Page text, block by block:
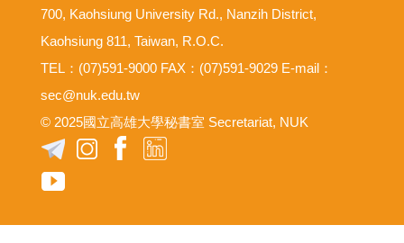
700, Kaohsiung University Rd., Nanzih District,
Kaohsiung 811, Taiwan, R.O.C.
TEL：(07)591-9000 FAX：(07)591-9029 E-mail：
sec@nuk.edu.tw
© 2025國立高雄大學秘書室 Secretariat, NUK